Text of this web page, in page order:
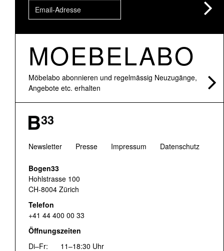
MOEBELABO
Möbelabo abonnieren und regelmässig Neuzugänge,
Angebote etc. erhalten
Newsletter Presse Impressum Datenschutz
Bogen33
Hohlstrasse 100
CH-8004 Zürich
Telefon
+41 44 400 00 33
Öffnungszeiten
Di–Fr:
11–18:30 Uhr